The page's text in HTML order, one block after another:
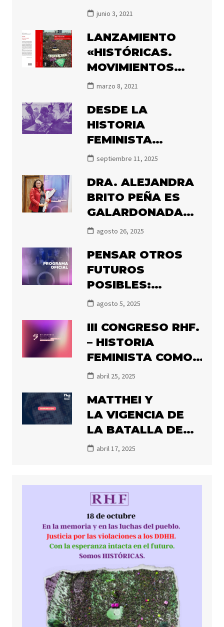
MARÍA ANGÉLICA
PREMIO ATENEA
2020
junio 3, 2021
LANZAMIENTO
«HISTÓRICAS.
MOVIMIENTOS
FEMINISTAS Y DE
CHILE, 1850-2020»
marzo 8, 2021
DESDE LA
HISTORIA
FEMINISTA
DECIMOS NUNCA
septiembre 11, 2025
DRA. ALEJANDRA
BRITO PEÑA ES
GALARDONADA
CON EL PREMIO
2025
agosto 26, 2025
PENSAR OTROS
FUTUROS
POSIBLES:
PRONTO
CONGRESO DE
HISTORIADORAS
FEMINISTAS
agosto 5, 2025
III CONGRESO RHF.
– HISTORIA
FEMINISTA COMO
RESISTENCIA:
FUTUROS
POSIBLES
abril 25, 2025
MATTHEI Y
LA VIGENCIA DE
LA BATALLA DE
LA MEMORIA
abril 17, 2025